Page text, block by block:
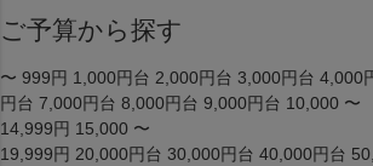
ご予算から探す
〜 999円 1,000円台 2,000円台 3,000円台 4,000
円台 7,000円台 8,000円台 9,000円台 10,000 〜
14,999円 15,000 〜
19,999円 20,000円台 30,000円台 40,000円台
新着順
登録順
価格が安い順
価格が高い順
優先度順
レビュー順